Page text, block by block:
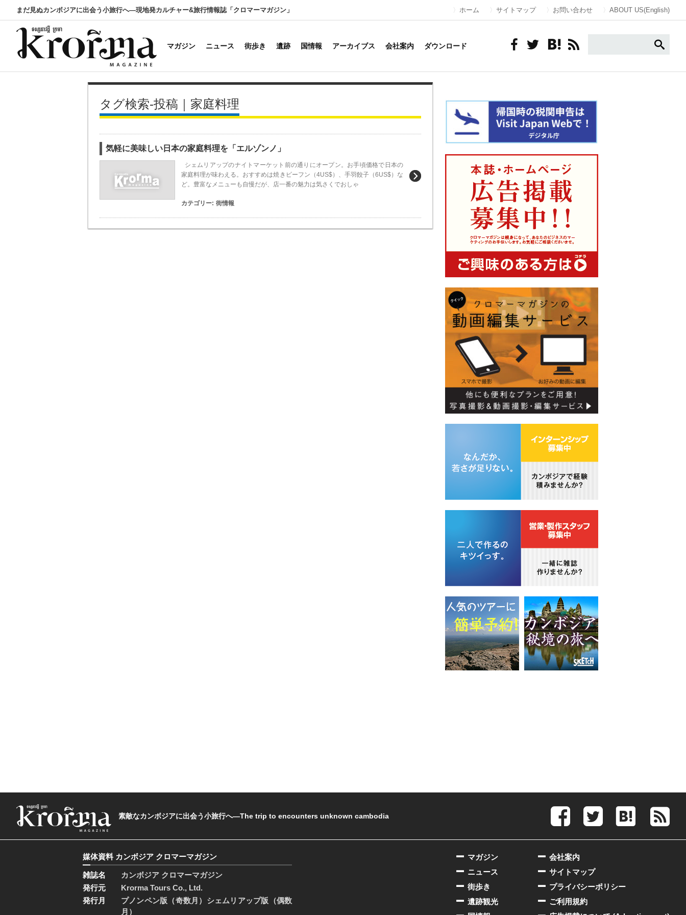
まだ見ぬカンボジアに出会う小旅行へ―現地発カルチャー&旅行情報誌「クロマーマガジン」 ホーム サイトマップ お問い合わせ ABOUT US(English)
マガジン ニュース 街歩き 遺跡 国情報 アーカイブス 会社案内 ダウンロード
タグ検索-投稿｜家庭料理
気軽に美味しい日本の家庭料理を「エルゾンノ」
シェムリアップのナイトマーケット前の通りにオープン。お手頃価格で日本の
家庭料理が味わえる。おすすめは焼きビーフン（4US$）、手羽餃子（6US$）な
ど。豊富なメニューも自慢だが、店一番の魅力は気さくでおしゃ
カテゴリー: 街情報
素敵なカンボジアに出会う小旅行へ―The trip to encounters unknown cambodia
媒体資料 カンボジア クロマーマガジン
雑誌名
カンボジア クロマーマガジン
発行元
Krorma Tours Co., Ltd.
発行月
プノンペン版（奇数月）シェムリアップ版（偶数
月）
会社案内
サイトマップ
プライバシーポリシー
ご利用規約
マガジン
ニュース
街歩き
遺跡観光